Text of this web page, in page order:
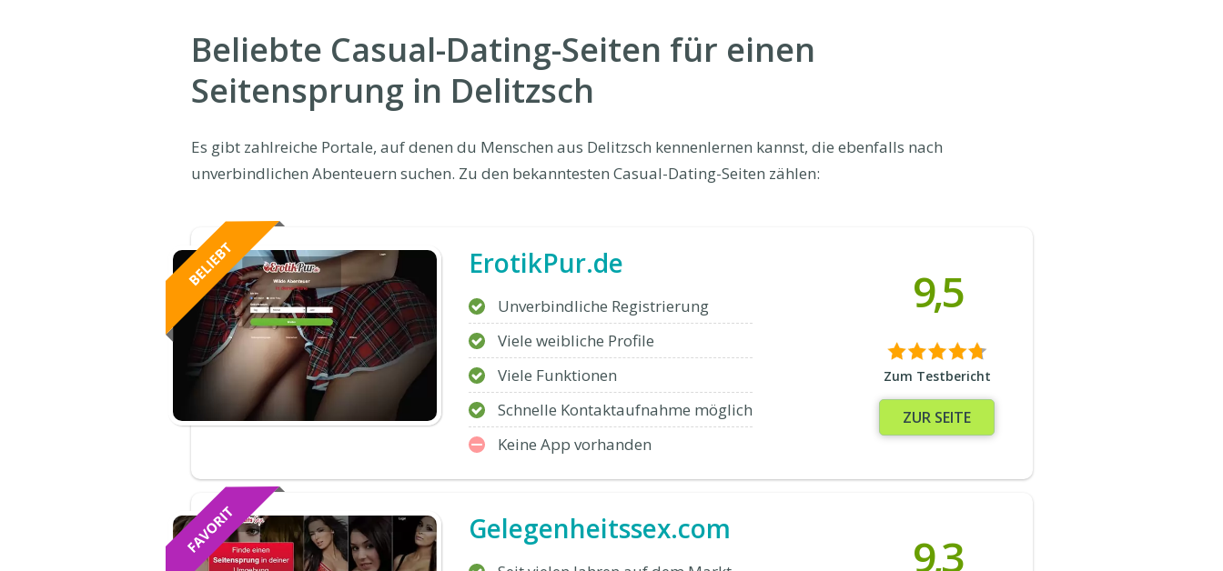
Beliebte Casual-Dating-Seiten für einen
Seitensprung in Delitzsch
Es gibt zahlreiche Portale, auf denen du Menschen aus Delitzsch kennenlernen kannst, die ebenfalls nach
unverbindlichen Abenteuern suchen. Zu den bekanntesten Casual-Dating-Seiten zählen:
ErotikPur.de
Unverbindliche Registrierung
Viele weibliche Profile
Viele Funktionen
Schnelle Kontaktaufnahme möglich
Keine App vorhanden
9,5
Zum Testbericht
ZUR SEITE
Gelegenheitssex.com 9,3